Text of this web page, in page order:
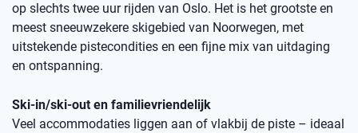
op slechts twee uur rijden van Oslo. Het is het grootste en
meest sneeuwzekere skigebied van Noorwegen, met
uitstekende pistecondities en een fijne mix van uitdaging
en ontspanning.
Ski-in/ski-out en familievriendelijk
Veel accommodaties liggen aan of vlakbij de piste – ideaal